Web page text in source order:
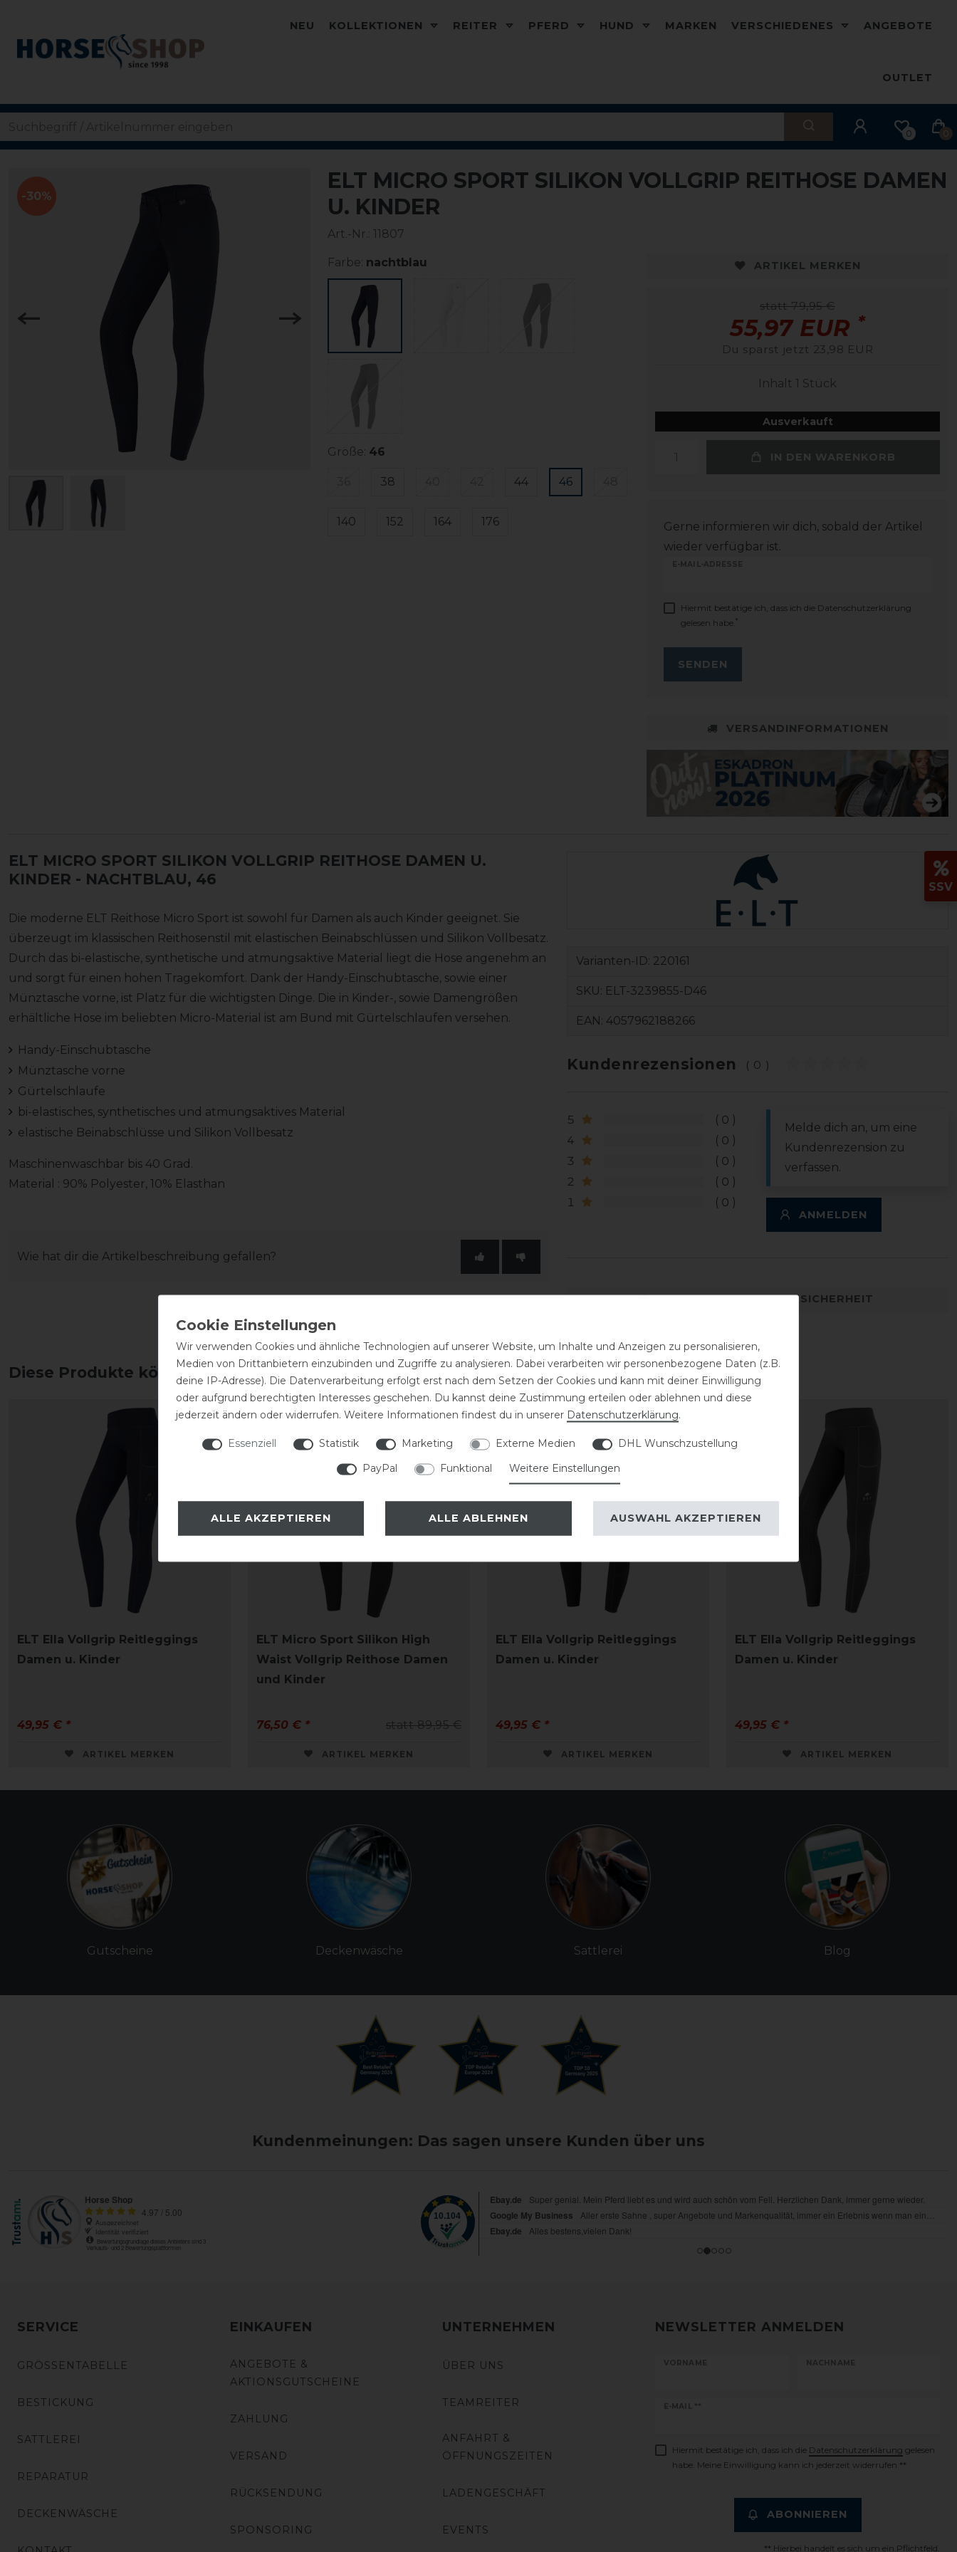
NEU KOLLEKTIONEN REITER PFERD HUND MARKEN VERSCHIEDENES ANGEBOTE
OUTLET
0 0
-30% -30%
ELT MICRO SPORT SILIKON VOLLGRIP REITHOSE DAMEN
U. KINDER
Art.-Nr.: 11807
Farbe: nachtblau
Größe: 46
38 44 46
140 152 164 176
ARTIKEL MERKEN
statt 79,95 €
55,97 EUR *
Du sparst jetzt 23,98 EUR
Inhalt 1 Stück
Ausverkauft
IN DEN WARENKORB
Gerne informieren wir dich, sobald der Artikel
wieder verfügbar ist.
E-MAIL-ADRESSE
Hiermit bestätige ich, dass ich die Daten­schutz­erklärung
gelesen habe. *
SENDEN
VERSANDINFORMATIONEN
ELT MICRO SPORT SILIKON VOLLGRIP REITHOSE DAMEN U.
KINDER - NACHTBLAU, 46
Die moderne ELT Reithose Micro Sport ist sowohl für Damen als auch Kinder geeignet. Sie
überzeugt im klassischen Reithosenstil mit elastischen Beinabschlüssen und Silikon Vollbesatz.
Durch das bi-elastische, synthetische und atmungsaktive Material liegt die Hose angenehm an
und sorgt für einen hohen Tragekomfort. Dank der Handy-Einschubtasche, sowie einer
Münztasche vorne, ist Platz für die wichtigsten Dinge. Die in Kinder-, sowie Damengrößen
erhältliche Hose im beliebten Micro-Material ist am Bund mit Gürtelschlaufen versehen.
Handy-Einschubtasche
Münztasche vorne
Gürtelschlaufe
bi-elastisches, synthetisches und atmungsaktives Material
elastische Beinabschlüsse und Silikon Vollbesatz
Maschinenwaschbar bis 40 Grad.
Material : 90% Polyester, 10% Elasthan
Wie hat dir die Artikelbeschreibung gefallen?
Varianten-ID: 220161
SKU: ELT-3239855-D46
EAN: 4057962188266
Kundenrezensionen (0)
5
0
4
0
3
0
2
0
1
0
Melde dich an, um eine
Kundenrezension zu
verfassen.
ANMELDEN
DETAILS ZUR PRODUKTSICHERHEIT
Diese Produkte könnten dich auch interessieren
ELT Ella Vollgrip Reitleggings
Damen u. Kinder
49,95 € *
ARTIKEL MERKEN
-15%
ELT Micro Sport Silikon High
Waist Vollgrip Reithose Damen
und Kinder
statt 89,95 €
76,50 € *
ARTIKEL MERKEN
ELT Ella Vollgrip Reitleggings
Damen u. Kinder
49,95 € *
ARTIKEL MERKEN
ELT Ella Vollgrip Reitleggings
Damen u. Kinder
49,95 € *
ARTIKEL MERKEN
Gutscheine Deckenwäsche Sattlerei Blog
Kundenmeinungen: Das sagen unsere Kunden über uns
SERVICE
GRÖSSENTABELLE
BESTICKUNG
SATTLEREI
REPARATUR
DECKENWÄSCHE
EINKAUFEN
ANGEBOTE &
AKTIONSGUTSCHEINE
ZAHLUNG
VERSAND
RÜCKSENDUNG
SPONSORING
UNTERNEHMEN
ÜBER UNS
TEAMREITER
ANFAHRT &
ÖFFNUNGSZEITEN
LADENGESCHÄFT
EVENTS
NEWSLETTER ANMELDEN
VORNAME NACHNAME
E-MAIL **
Newsletter
Hiermit bestätige ich, dass ich die Daten­schutz­erklärung gelesen
habe. Meine Einwilligung kann ich jederzeit widerrufen.**
ABONNIEREN
** Hierbei handelt es sich um ein Pflichtfeld.
SSV
Wir verwenden Cookies und ähnliche Technologien auf unserer Website, um Inhalte und Anzeigen zu personalisieren,
Medien von Drittanbietern einzubinden und Zugriffe zu analysieren. Dabei verarbeiten wir personenbezogene Daten (z.B.
deine IP-Adresse). Die Datenverarbeitung erfolgt erst nach dem Setzen der Cookies und kann mit deiner Einwilligung
oder aufgrund berechtigten Interesses geschehen. Du kannst deine Zustimmung erteilen oder ablehnen und diese
jederzeit ändern oder widerrufen. Weitere Informationen findest du in unserer Daten­schutz­erklärung.
Essenziell Statistik Marketing Externe Medien
DHL Wunschzustellung
PayPal
Funktional Weitere Einstellungen
ALLE AKZEPTIEREN ALLE ABLEHNEN AUSWAHL AKZEPTIEREN